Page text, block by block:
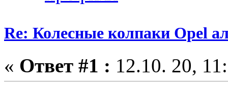
Re: Колесные колпаки Opel
« Ответ #1 : 12.10. 20,